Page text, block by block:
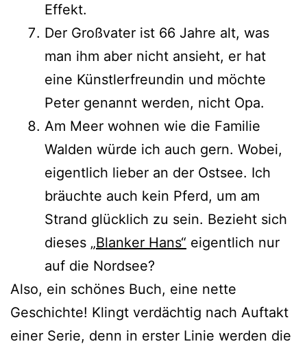
Effekt.
Der Großvater ist 66 Jahre alt, was
man ihm aber nicht ansieht, er hat
eine Künstlerfreundin und möch­te
Peter genannt wer­den, nicht Opa.
Am Meer woh­nen wie die Familie
Walden wür­de ich auch gern. Wobei,
eigent­lich lie­ber an der Ostsee. Ich
bräuch­te auch kein Pferd, um am
Strand glück­lich zu sein. Bezieht sich
die­ses „Blanker Hans“ eigent­lich nur
auf die Nordsee?
Also, ein schö­nes Buch, eine net­te
Geschichte! Klingt ver­däch­tig nach Auftakt
einer Serie, denn in ers­ter Linie wer­den die